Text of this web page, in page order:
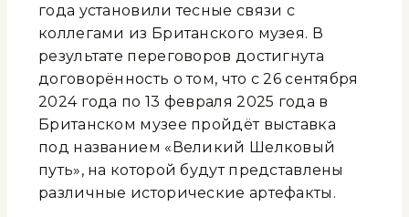
года установили тесные связи с
коллегами из Британского музея. В
результате переговоров достигнута
договорённость о том, что с 26 сентября
2024 года по 13 февраля 2025 года в
Британском музее пройдёт выставка
под названием «Великий Шелковый
путь», на которой будут представлены
различные исторические артефакты.